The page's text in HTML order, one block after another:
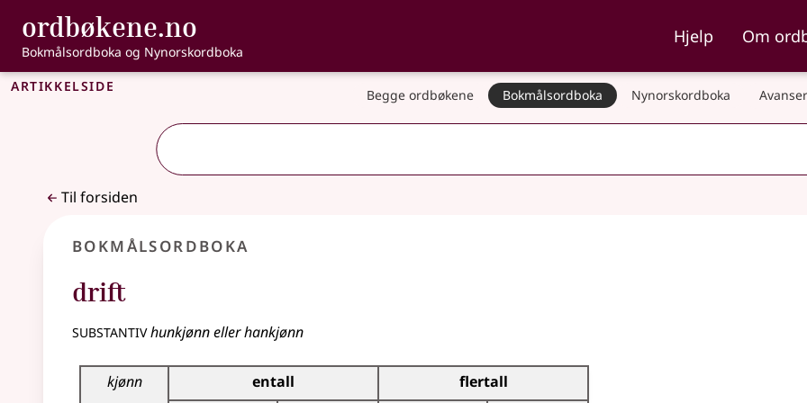
Gå til hovedinnhold
Tilgjengelighet
ordbøkene.no , Bokmålsordboka og Nynorskordboka
Bokmålsordboka og Nynorskordboka
Hjelp Om
Artikkelside Begge ordbøkene Bokmålsordboka Nynorskordboka
Til forsiden
Bokmålsordboka
drift
substantivhunkjønn eller hankjønn
Bøyingstabell for dette substantivet
kjønn entall
flertall